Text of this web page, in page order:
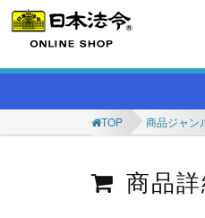
TOP 商品ジャン
商品詳